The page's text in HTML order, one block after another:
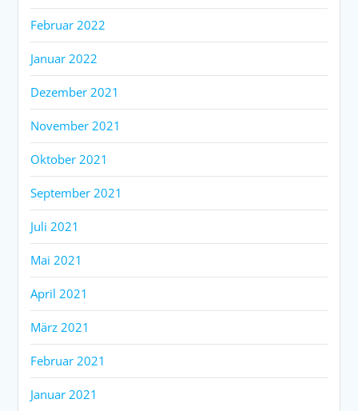
Februar 2022
Januar 2022
Dezember 2021
November 2021
Oktober 2021
September 2021
Juli 2021
Mai 2021
April 2021
März 2021
Februar 2021
Januar 2021